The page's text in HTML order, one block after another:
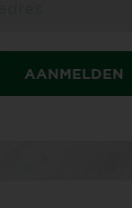
AANMELDEN